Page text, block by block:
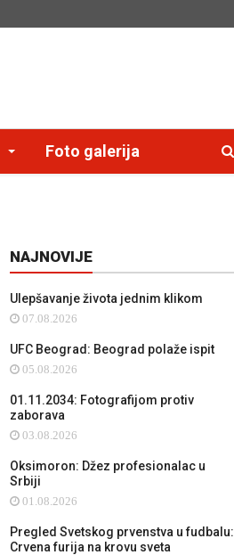
Foto galerija
NAJNOVIJE
Ulepšavanje života jednim klikom
07.08.2026
UFC Beograd: Beograd polaže ispit
05.08.2026
01.11.2034: Fotografijom protiv
zaborava
03.08.2026
Oksimoron: Džez profesionalac u
Srbiji
01.08.2026
Pregled Svetskog prvenstva u fudbalu:
Crvena furija na krovu sveta